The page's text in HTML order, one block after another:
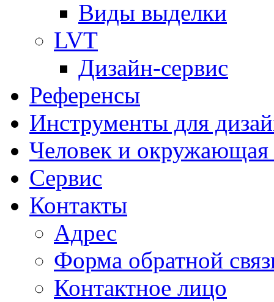
Виды выделки
LVT
Дизайн-сервис
Референсы
Инструменты для
Человек и окружающая
Сервис
Контакты
Адрес
Форма обратной
Контактное лицо